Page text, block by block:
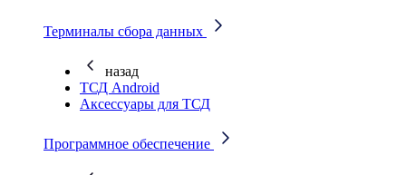
Терминалы сбора данных
назад
ТСД Android
Аксессуары для ТСД
Программное обеспечение